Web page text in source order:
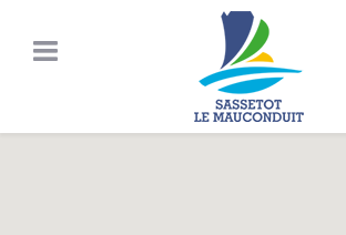
En poursuivant votre
navigation sur ce site, vous
acceptez notre politique de
confidentialité.